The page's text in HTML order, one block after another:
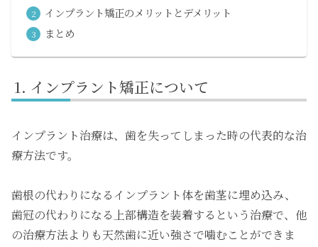
インプラント矯正のメリットとデメリット
まとめ
インプラント矯正について
インプラント治療は、歯を失ってしまった時の代表的な治
療方法です。
歯根の代わりになるインプラント体を歯茎に埋め込み、
歯冠の代わりになる上部構造を装着するという治療で、他
の治療方法よりも天然歯に近い強さで噛むことができま